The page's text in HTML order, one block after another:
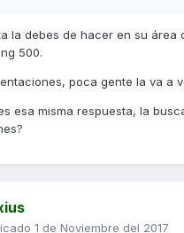
la debes de hacer en su área
500.
poca gente la va a
esa misma respuesta, la
1 de Noviembre del 2017